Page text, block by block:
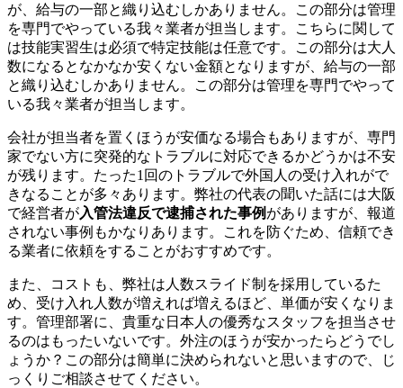
が、給与の一部と織り込むしかありません。この部分は管理
を専門でやっている我々業者が担当します。こちらに関して
は技能実習生は必須で特定技能は任意です。この部分は大人
数になるとなかなか安くない金額となりますが、給与の一部
と織り込むしかありません。この部分は管理を専門でやって
いる我々業者が担当します。
会社が担当者を置くほうが安価なる場合もありますが、専門
家でない方に突発的なトラブルに対応できるかどうかは不安
が残ります。たった1回のトラブルで外国人の受け入れがで
きなることが多々あります。弊社の代表の聞いた話には大阪
で経営者が入管法違反で逮捕された事例 がありますが、報道
されない事例もかなりあります。これを防ぐため、信頼でき
る業者に依頼をすることがおすすめです。
また、コストも、弊社は人数スライド制を採用しているた
め、受け入れ人数が増えれば増えるほど、単価が安くなりま
す。管理部署に、貴重な日本人の優秀なスタッフを担当させ
るのはもったいないです。外注のほうが安かったらどうでし
ょうか？この部分は簡単に決められないと思いますので、じ
っくりご相談させてください。